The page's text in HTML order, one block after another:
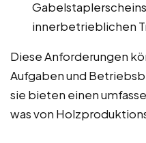
innerbetrieblichen
Diese Anforderungen
Aufgaben und
sie bieten einen
was von